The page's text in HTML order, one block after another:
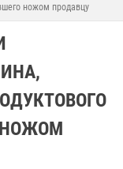
ножом продавцу